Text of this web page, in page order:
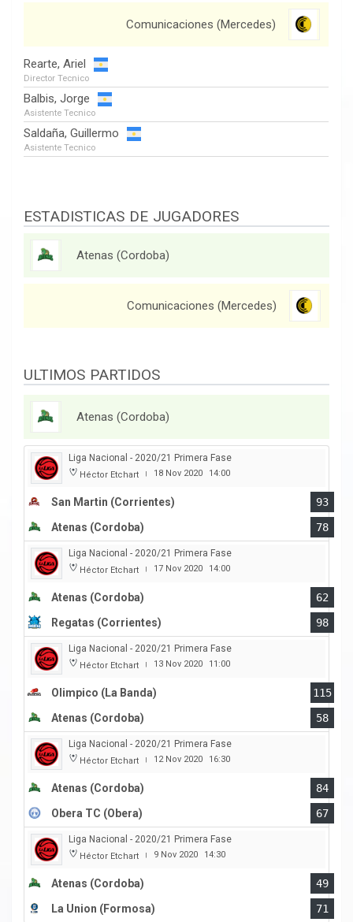
Comunicaciones (Mercedes)
Rearte, Ariel
Director Tecnico
Balbis, Jorge
Asistente Tecnico
Saldaña, Guillermo
Asistente Tecnico
ESTADISTICAS DE JUGADORES
Atenas (Cordoba)
Comunicaciones (Mercedes)
ULTIMOS PARTIDOS
Atenas (Cordoba)
Liga Nacional - 2020/21 Primera Fase
Héctor Etchart | 18 Nov 2020 14:00
San Martin (Corrientes)
93
Atenas (Cordoba)
78
Liga Nacional - 2020/21 Primera Fase
Héctor Etchart | 17 Nov 2020 14:00
Atenas (Cordoba)
62
Regatas (Corrientes)
98
Liga Nacional - 2020/21 Primera Fase
Héctor Etchart | 13 Nov 2020 11:00
Olimpico (La Banda)
115
Atenas (Cordoba)
58
Liga Nacional - 2020/21 Primera Fase
Héctor Etchart | 12 Nov 2020 16:30
Atenas (Cordoba)
84
Obera TC (Obera)
67
Liga Nacional - 2020/21 Primera Fase
Héctor Etchart | 9 Nov 2020 14:30
Atenas (Cordoba)
49
La Union (Formosa)
71